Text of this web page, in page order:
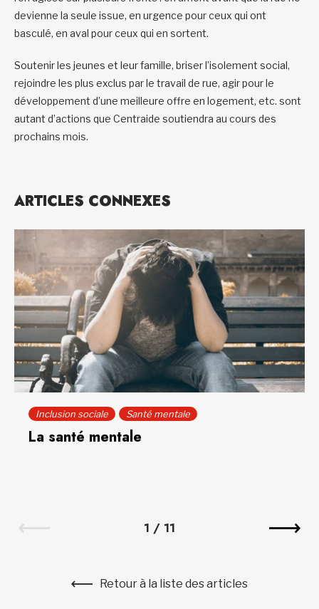
devienne la seule issue, en urgence pour ceux qui ont
basculé, en aval pour ceux qui en sortent.
Soutenir les jeunes et leur famille, briser l’isolement social,
rejoindre les plus exclus par le travail de rue, agir pour le
développement d’une meilleure offre en logement, etc. sont
autant d’actions que Centraide soutiendra au cours des
prochains mois.
ARTICLES CONNEXES
Inclusion sociale Santé mentale
La santé mentale
1 / 11
Retour à la liste des articles